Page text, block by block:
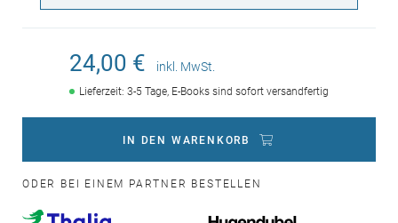
24,00 € inkl. MwSt.
Lieferzeit: 3-5 Tage, E-Books sind sofort versandfertig
IN DEN WARENKORB
ODER BEI EINEM PARTNER BESTELLEN